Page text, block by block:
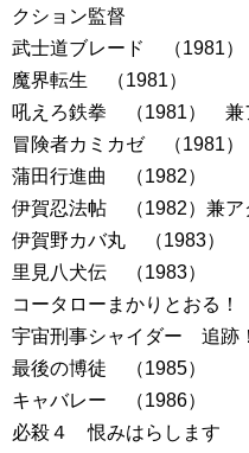
クション監督
武士道ブレード （1981
魔界転生 （1981）
吼えろ鉄拳 （1981） 兼
冒険者カミカゼ （1981
蒲田行進曲 （1982）
伊賀忍法帖 （1982）兼ア
伊賀野カバ丸 （1983）
里見八犬伝 （1983）
コータローまかりとおる
宇宙刑事シャイダー 追
最後の博徒 （1985）
キャバレー （1986）
必殺４ 恨みはらします